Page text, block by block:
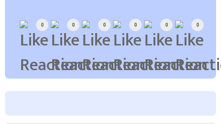
0 0 0 0 0 0